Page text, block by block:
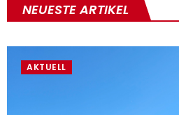
NEUESTE ARTIKEL
AKTUELL